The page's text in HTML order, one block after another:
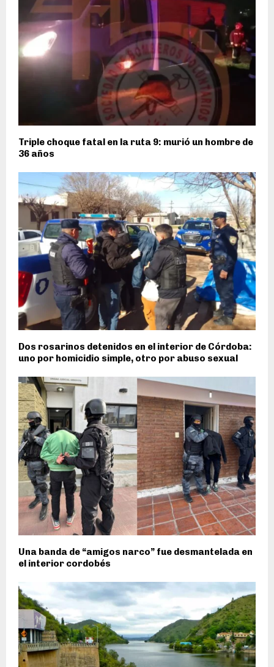
Triple choque fatal en la ruta 9: murió un hombre de
36 años
Dos rosarinos detenidos en el interior de Córdoba:
uno por homicidio simple, otro por abuso sexual
Una banda de “amigos narco” fue desmantelada en
el interior cordobés